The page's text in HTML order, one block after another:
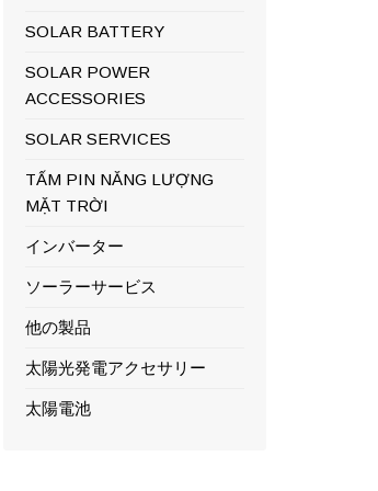
SOLAR BATTERY
SOLAR POWER
ACCESSORIES
SOLAR SERVICES
TẤM PIN NĂNG LƯỢNG
MẶT TRỜI
インバーター
ソーラーサービス
他の製品
太陽光発電アクセサリー
太陽電池